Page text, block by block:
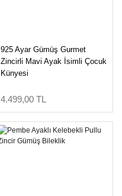
925 Ayar Gümüş Gurmet
Zincirli Mavi Ayak İsimli Çocuk
Künyesi
4.499,00 TL